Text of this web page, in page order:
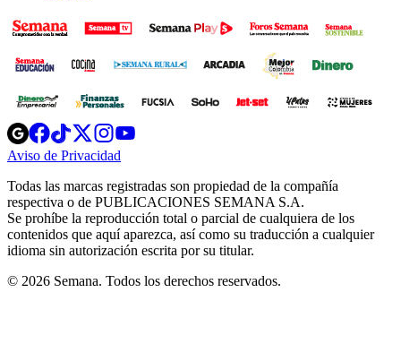
Opens
in
new
Opens
in
new
Opens
in
new
window
Opens
new
windowwindow
Aviso de Privacidad
new
window
Todas las marcas registradas son propiedad de la compañía
respectiva o de PUBLICACIONES SEMANA S.A.
Se prohíbe la reproducción total o parcial de cualquiera de los
contenidos que aquí aparezca, así como su traducción a cualquier
idioma sin autorización escrita por su titular.
© 2026 Semana. Todos los derechos reservados.